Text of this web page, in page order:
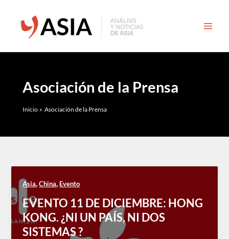
contenido
Asociación de la Prensa
Inicio Asociación de la Prensa
Asia,China, Evento
EVENTO 11 DE DICIEMBRE: HONG
KONG. ¿NI UN PAÍS, NI DOS
SISTEMAS ?